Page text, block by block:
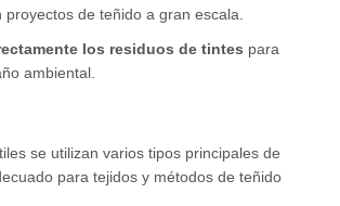
de teñido a gran escala.
los residuos de tintes para
ambiental.
se utilizan varios tipos principales de
para tejidos y métodos de teñido